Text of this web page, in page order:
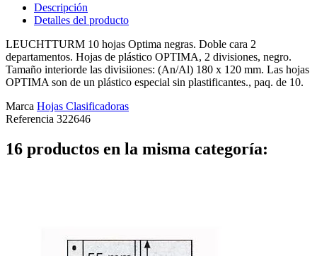
Descripción
Detalles del producto
LEUCHTTURM 10 hojas Optima negras. Doble cara 2
departamentos. Hojas de plástico OPTIMA, 2 divisiones, negro.
Tamaño interiorde las divisiiones: (An/Al) 180 x 120 mm. Las hojas
OPTIMA son de un plástico especial sin plastificantes., paq. de 10.
Marca Hojas Clasificadoras
Referencia 322646
16 productos en la misma categoría: